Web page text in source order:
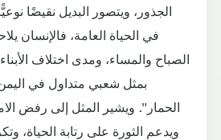
الجذور، ويتصور البديل نقيضًا
في الحياة العامة، فالإنسان
الصباح والمساء، ومدى اختلاف
بمثل شعبي متداول في
الحمار". ويشير المثل إلى رفض
ويدعم الثورة على رتابة الحياة،